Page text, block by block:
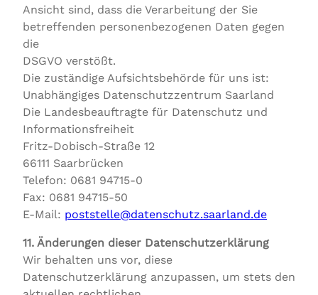
Ansicht sind, dass die Verarbeitung der Sie
betreffenden personenbezogenen Daten gegen
die
DSGVO verstößt.
Die zuständige Aufsichtsbehörde für uns ist:
Unabhängiges Datenschutzzentrum Saarland
Die Landesbeauftragte für Datenschutz und
Informationsfreiheit
Fritz-Dobisch-Straße 12
66111 Saarbrücken
Telefon: 0681 94715-0
Fax: 0681 94715-50
E-Mail: poststelle@datenschutz.saarland.de
11. Änderungen dieser Datenschutzerklärung
Wir behalten uns vor, diese
Datenschutzerklärung anzupassen, um stets den